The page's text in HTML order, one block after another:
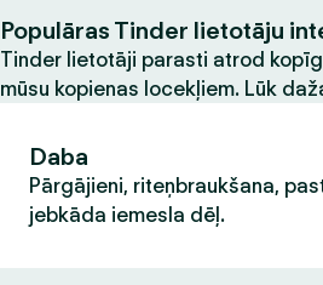
Populāras Tinder lietotāju
Tinder lietotāji parasti atrod
mūsu kopienas locekļiem. Lūk
Daba
Pārgājieni, riteņbraukšana,
jebkāda iemesla dēļ.